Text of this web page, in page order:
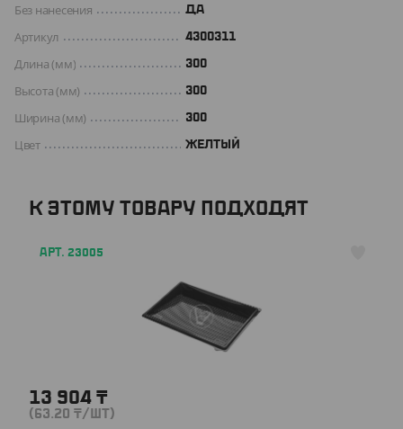
Без нанесения ДА
Артикул 4300311
Длина (мм) 300
Высота (мм) 300
Ширина (мм) 300
Цвет ЖЕЛТЫЙ
К ЭТОМУ ТОВАРУ ПОДХОДЯТ
АРТ. 23005
13 904 ₸
(63.20 ₸/ШТ)